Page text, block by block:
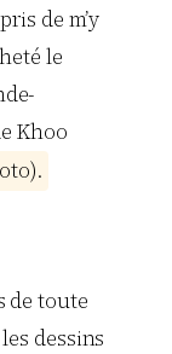
de m’y
le
Khoo
oto).
de toute
dessins